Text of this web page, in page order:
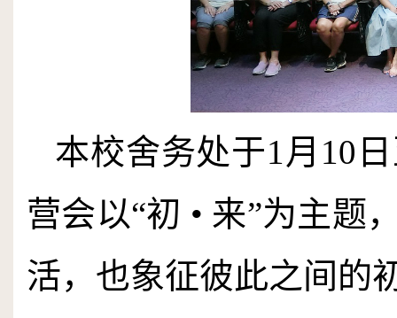
本校舍务处于1 月 10
营会以“初 • 来”为主题
活，也象征彼此之间的